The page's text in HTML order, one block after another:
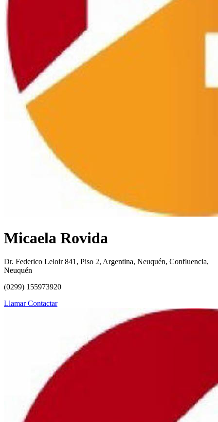
Micaela Rovida
Dr. Federico Leloir 841, Piso 2, Argentina, Neuquén, Confluencia,
Neuquén
(0299) 155973920
LlamarContactar